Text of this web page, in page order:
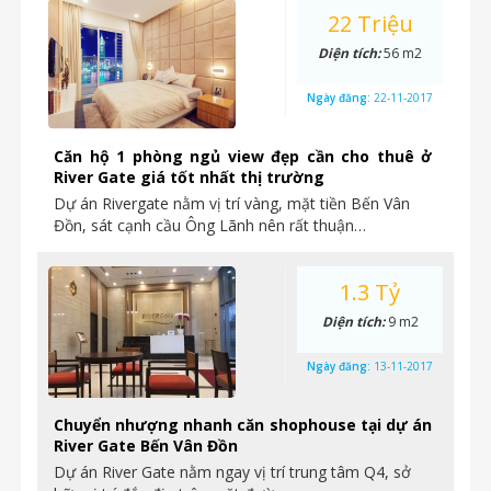
Căn hộ 1 phòng ngủ view đẹp cần cho thuê ở
River Gate giá tốt nhất thị trường
Dự án Rivergate nằm vị trí vàng, mặt tiền Bến Vân
Đồn, sát cạnh cầu Ông Lãnh nên rất thuận…
22 Triệu
Diện tích:56 m2
Ngày đăng: 22-11-2017
Chuyển nhượng nhanh căn shophouse tại dự án
River Gate Bến Vân Đồn
Dự án River Gate nằm ngay vị trí trung tâm Q4, sở
1.3 Tỷ
Diện tích:9 m2
Ngày đăng: 13-11-2017